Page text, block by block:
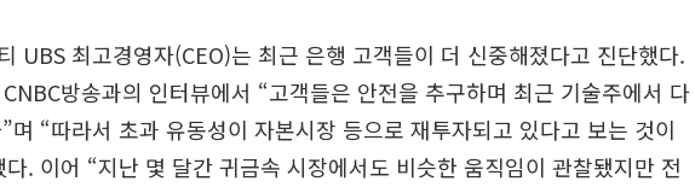
UBS 최고경영자(CEO)는 최근 은행 고객들이 더 신중해졌다고 진단했다.
방송과의 인터뷰에서 “고객들은 안전을 추구하며 최근 기술주에서 다
며 “따라서 초과 유동성이 자본시장 등으로 재투자되고 있다고 보는 것이
. 이어 “지난 몇 달간 귀금속 시장에서도 비슷한 움직임이 관찰됐지만 전